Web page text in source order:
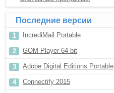
Последние версии
IncrediMail Portable
GOM Player 64 bit
Adobe Digital Editions Portable
Connectify 2015